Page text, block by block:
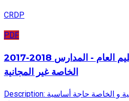
CRDP
PDF
2017-2018 دليل المدارس للتّعليم العام - المدارس
الخاصة غير المجانية
Description: يلبي دليل المدارس الرسمية و الخاصة حاجة أساسية